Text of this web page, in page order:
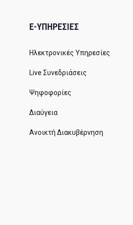
E-ΥΠΗΡΕΣΙΕΣ
Ηλεκτρονικές Υπηρεσίες
Live Συνεδριάσεις
Ψηφοφορίες
Διαύγεια
Ανοικτή Διακυβέρνηση